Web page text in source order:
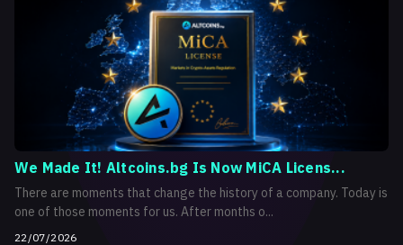
We Made It! Altcoins.bg Is Now MiCA Licens...
There are moments that change the history of a company. Today is
one of those moments for us. After months o...
22/07/2026